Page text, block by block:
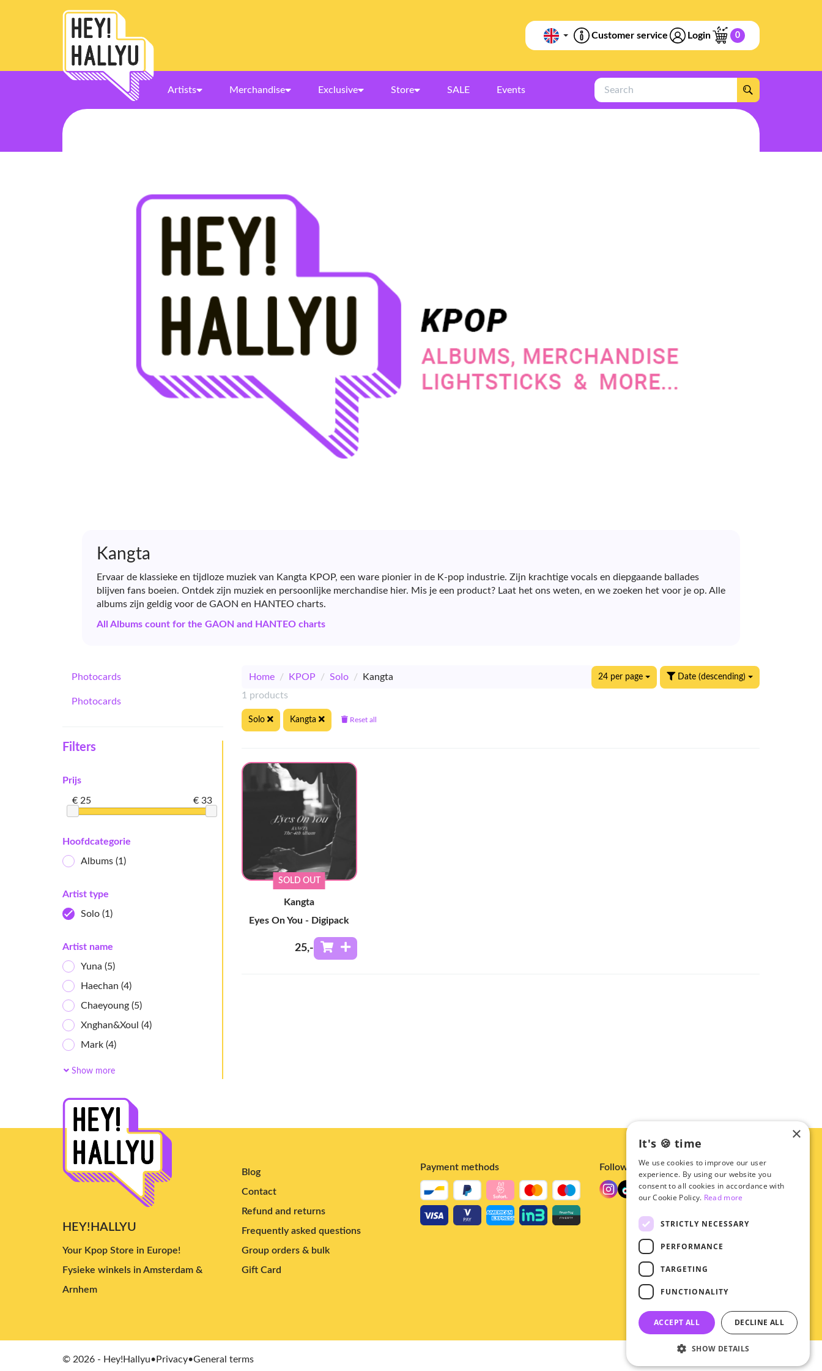
Customer service Login 0
Artists Merchandise Exclusive Store SALE Events
Search
Kangta
Ervaar de klassieke en tijdloze muziek van Kangta KPOP, een ware pionier in de K-pop industrie. Zijn krachtige vocals en diepgaande ballades
blijven fans boeien. Ontdek zijn muziek en persoonlijke merchandise hier. Mis je een product? Laat het ons weten, en we zoeken het voor je op. Alle
albums zijn geldig voor de GAON en HANTEO charts.
All Albums count for the GAON and HANTEO charts
Photocards
Photocards
Filters
Prijs
€ 25 € 33
Hoofdcategorie
Albums (1)
Artist type
Solo (1)
Artist name
Yuna (5)
Haechan (4)
Chaeyoung (5)
Xnghan&Xoul (4)
Mark (4)
(4)
YUTA
(4)
Chanyeol (8)
JAEHYUN(4)
Tzuyu(5)
Cha Eun Woo(5)
Kim Jae Joong
Doyoung(6)
Yuqi(4)
Show more
Home / KPOP / Solo / Kangta Date (descending)
24 per page
1 products
Solo Kangta Reset all
SOLD OUT
Kangta
Eyes On You - Digipack
25,-
HEY!HALLYU
Your Kpop Store in Europe!
Fysieke winkels in Amsterdam &
Arnhem
Blog
Contact
Refund and returns
Frequently asked questions
Group orders & bulk
Gift Card
Payment methods Follow us
© 2026 - Hey!Hallyu• Privacy•General terms
×
It's 🍪 time
We use cookies to improve our user
experience. By using our website you
consent to all cookies in accordance with
our Cookie Policy. Read more
STRICTLY NECESSARY
PERFORMANCE
TARGETING
FUNCTIONALITY
ACCEPT ALL DECLINE ALL
SHOW DETAILS